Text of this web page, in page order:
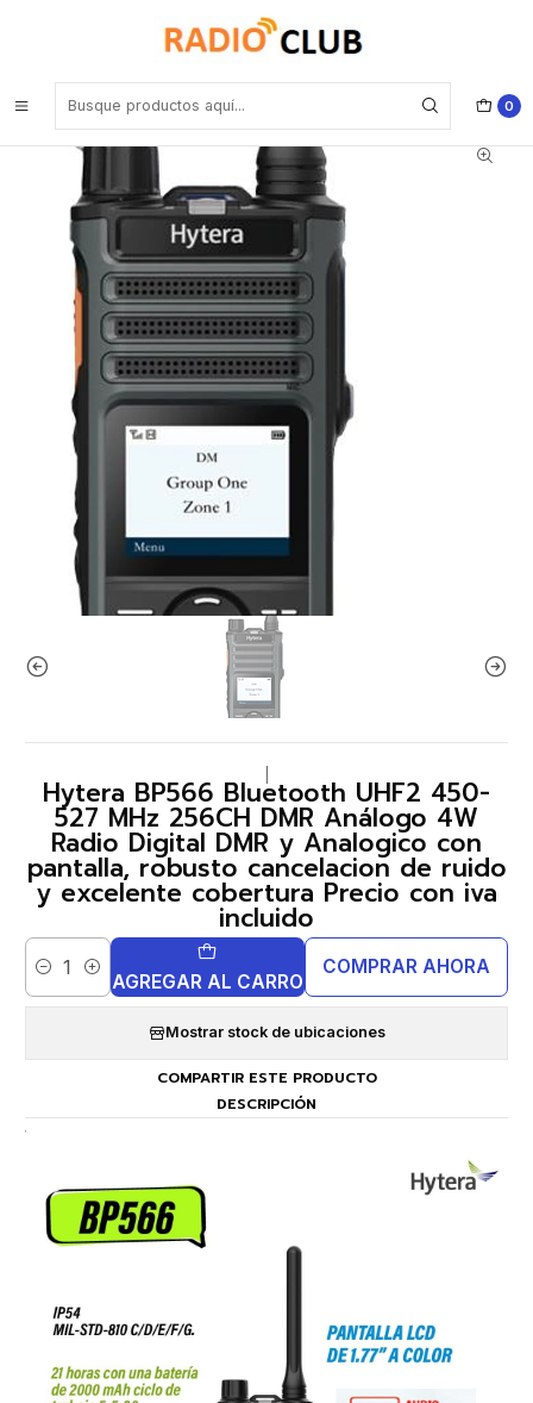
0
Radios Digitales Hytera de Dos Vías
Hytera BP566 Bluetooth UHF2 450-527 MHz 256CH DMR Análogo
4W Radio Digital DMR y Analogico con pantalla, robusto cancelacion
Hytera BP566 Bluetooth UHF2 450-
527 MHz 256CH DMR Análogo 4W
Radio Digital DMR y Analogico con
pantalla, robusto cancelacion de ruido
y excelente cobertura Precio con iva
incluido
Cantidad AGREGAR AL CARRO
COMPRAR AHORA
Mostrar stock de ubicaciones
COMPARTIR ESTE PRODUCTO
DESCRIPCIÓN